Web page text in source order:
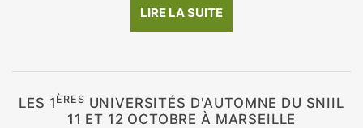
LIRE LA SUITE
LES 1 ÈRES UNIVERSITÉS D'AUTOMNE DU SNIIL
11 ET 12 OCTOBRE À MARSEILLE